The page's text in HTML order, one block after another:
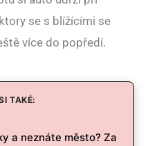
se s blížícími se
více do popředí.
TAKÉ:
a neznáte město? Za